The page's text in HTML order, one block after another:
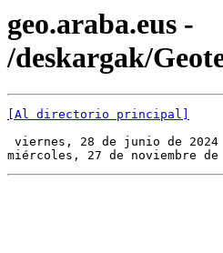
geo.araba.eus -
/deskargak/
[Al directorio principal]
viernes, 28 de junio de
miércoles, 27 de